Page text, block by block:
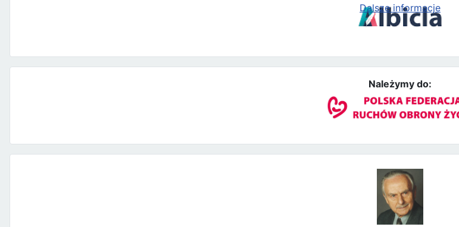
Należymy do:
Dalsze informacje